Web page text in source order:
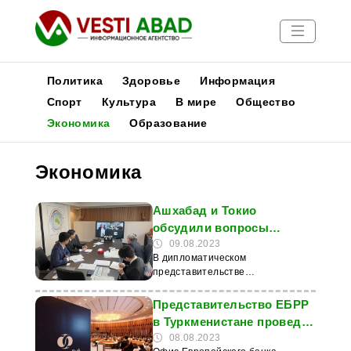
Новости
Медиа
Афиша
Политика Здоровье
Информация
Спорт
Культура В мире
Общество
Экономика
Образование
Экономика
Ашхабад и Токио
обсудили вопросы
строительства павильона
Туркменистана в
ЭКСПО-2025 в городе
Осака
09.08.2023
В дипломатическом
представительстве
переговоры представителей
посольства, отечественной
компании Belli ES и делегации
японского министерства
Представительство ЕБРР
в Туркменистане проведёт
тренинг по
08.08.2023